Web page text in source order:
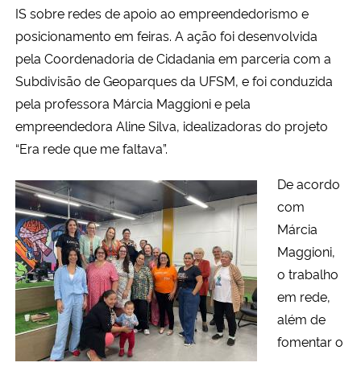
Ministério do Desenvolvimento Regional
Controladoria-Geral da União
Ministério da Mulher, da Família e dos Direitos Humanos
Secretaria-Geral
Secretaria de Governo
Gabinete de Segurança Institucional
Advocacia-Geral da União
Banco Central do Brasil
Planalto
IS sobre redes de apoio ao empreendedorismo e
posicionamento em feiras. A ação foi desenvolvida
pela Coordenadoria de Cidadania em parceria com a
Subdivisão de Geoparques da UFSM, e foi conduzida
pela professora Márcia Maggioni e pela
empreendedora Aline Silva, idealizadoras do projeto
“Era rede que me faltava”.
De acordo
com
Márcia
Maggioni,
o trabalho
em rede,
além de
fomentar o